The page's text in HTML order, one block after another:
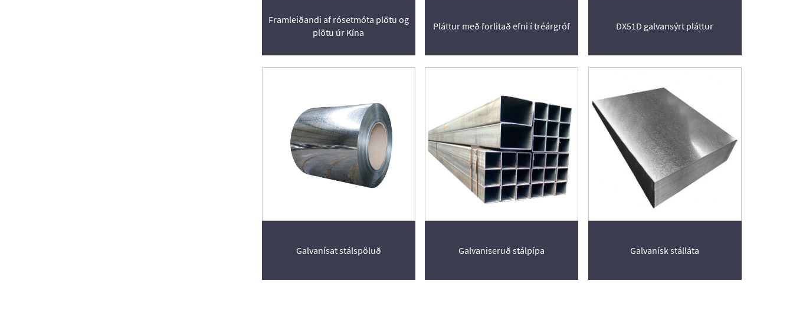
Framleiðandi af rósetmóta plötu og
plötu úr Kína
Pláttur með forlitað efni í tréárgróf DX51D galvansýrt pláttur
Galvanísat stálspöluð Galvaniseruð stálpípa Galvanísk stálláta